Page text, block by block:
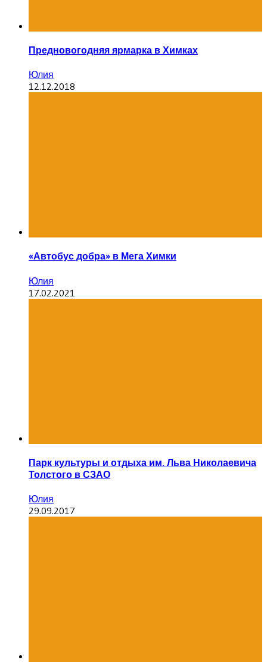
Предновогодняя ярмарка в Химках
Юлия
12.12.2018
«Автобус добра» в Мега Химки
Юлия
17.02.2021
Парк культуры и отдыха им. Льва Николаевича
Толстого в СЗАО
Юлия
29.09.2017